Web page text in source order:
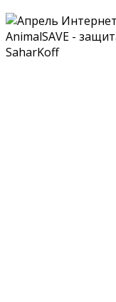
AnimalSAVE -
SaharKoff